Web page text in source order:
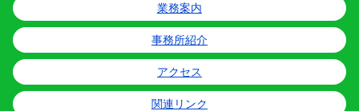
業務案内
事務所紹介
アクセス
関連リンク